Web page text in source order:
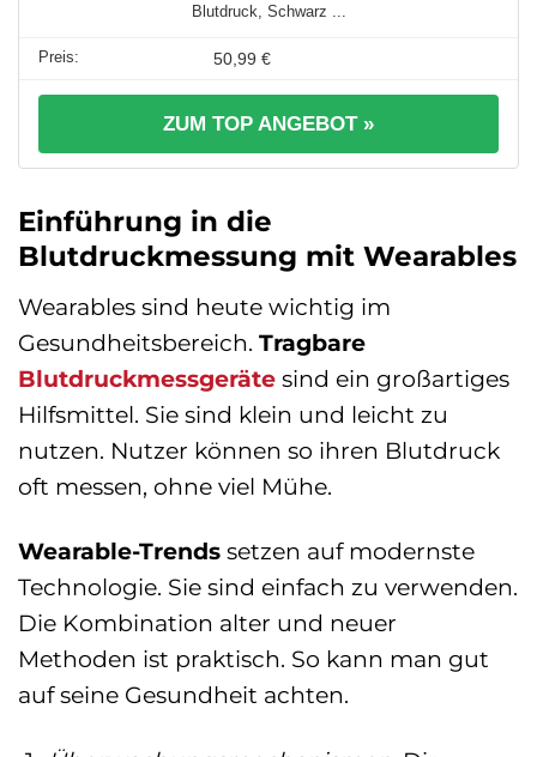
Blutdruck, Schwarz ...
50,99 €
ZUM TOP ANGEBOT »
Einführung in die
Blutdruckmessung mit Wearables
Wearables sind heute wichtig im
Gesundheitsbereich. Tragbare
Blutdruckmessgeräte sind ein großartiges
Hilfsmittel. Sie sind klein und leicht zu
nutzen. Nutzer können so ihren Blutdruck
oft messen, ohne viel Mühe.
Wearable-Trends setzen auf modernste
Technologie. Sie sind einfach zu verwenden.
Die Kombination alter und neuer
Methoden ist praktisch. So kann man gut
auf seine Gesundheit achten.